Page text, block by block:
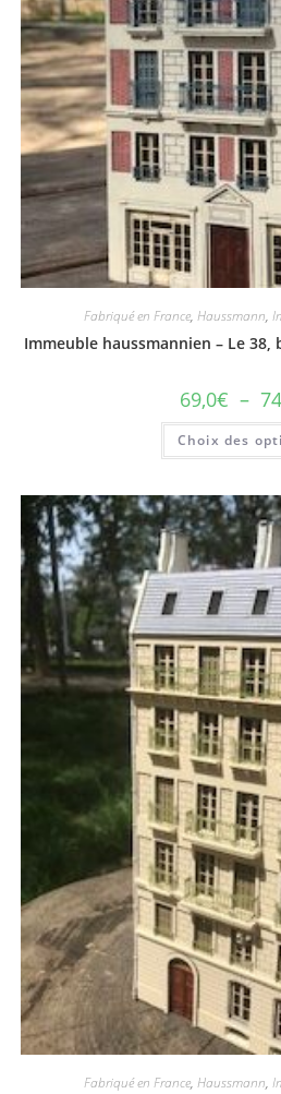
Fabriqué en France, Haussmann,
Immeuble haussmannien – Le 38,
69,0€ –
Choix des
Fabriqué en France, Haussmann,